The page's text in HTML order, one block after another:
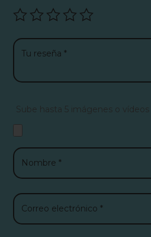
Sube hasta 5 imágenes o vídeos